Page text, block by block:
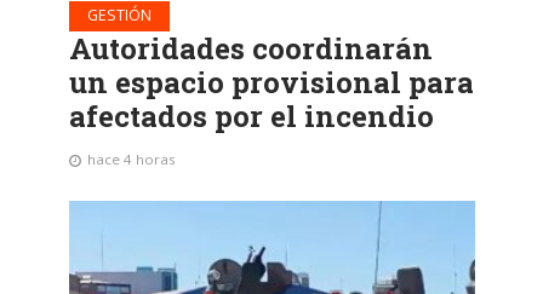
GESTIÓN
Autoridades coordinarán
un espacio provisional para
afectados por el incendio
hace 4 horas